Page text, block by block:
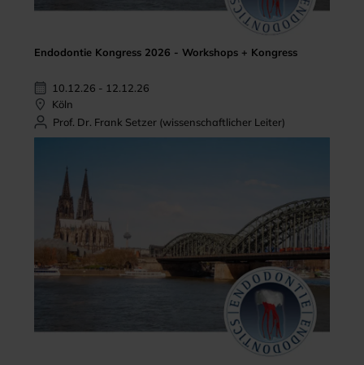
Endodontie Kongress 2026 - Workshops + Kongress
10.12.26 - 12.12.26
Köln
Prof. Dr. Frank Setzer (wissenschaftlicher Leiter)